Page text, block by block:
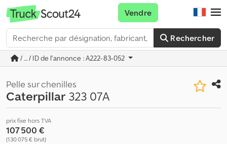
Rechercher
Vendre
/ ... / ID de l'annonce : A222-83-052
Pelle sur chenilles
Caterpillar 323 07A
prix fixe hors TVA
107 500 €
(130 075 € brut)